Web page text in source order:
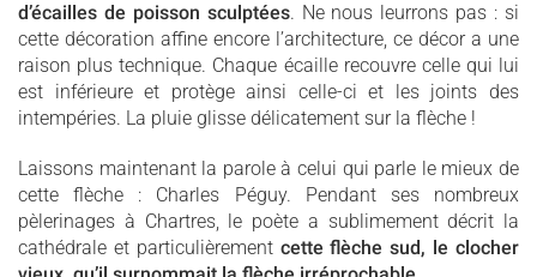
d’écailles de poisson sculptées. Ne nous leurrons pas : si
cette décoration affine encore l’architecture, ce décor a une
raison plus technique. Chaque écaille recouvre celle qui lui
est inférieure et protège ainsi celle-ci et les joints des
intempéries. La pluie glisse délicatement sur la flèche !
Laissons maintenant la parole à celui qui parle le mieux de
cette flèche : Charles Péguy. Pendant ses nombreux
pèlerinages à Chartres, le poète a sublimement décrit la
cathédrale et particulièrement cette flèche sud, le clocher